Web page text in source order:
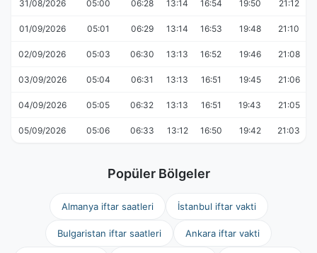
31/08/2026 05:00 06:28 13:14 16:54 19:50 21:12
01/09/2026 05:01 06:29 13:14 16:53 19:48 21:10
02/09/2026 05:03 06:30 13:13 16:52 19:46 21:08
03/09/2026 05:04 06:31 13:13 16:51 19:45 21:06
04/09/2026 05:05 06:32 13:13 16:51 19:43 21:05
05/09/2026 05:06 06:33 13:12 16:50 19:42 21:03
Popüler Bölgeler
Almanya iftar saatleri İstanbul iftar vakti
Bulgaristan iftar saatleri Ankara iftar vakti